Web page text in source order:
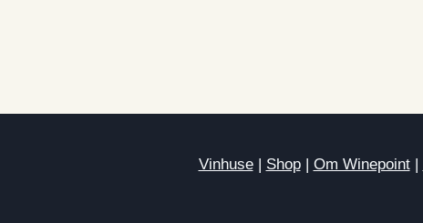
Vinhuse| Shop| Om Winepoint|